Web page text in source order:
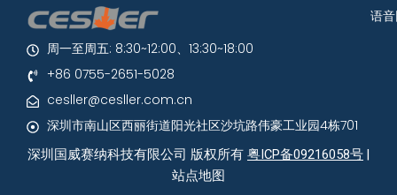
周一至周五: 8:30~12:00、13:30~18:00
+86 0755-2651-5028
cesller@cesller.com.cn
深圳市南山区西丽街道阳光社区沙坑路伟豪工业园4栋701
语
深圳国威赛纳科技有限公司 版权所有 粤ICP备09216058号 |
站点地图